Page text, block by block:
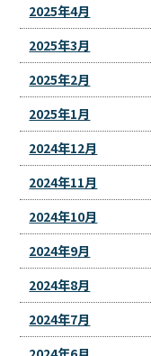
2025年4月
2025年3月
2025年2月
2025年1月
2024年12月
2024年11月
2024年10月
2024年9月
2024年8月
2024年7月